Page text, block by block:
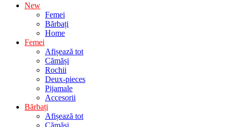
New
Femei
Bărbați
Home
Femei
Afișează tot
Cămăși
Rochii
Deux-pieces
Pijamale
Accesorii
Bărbați
Afișează tot
Cămăși